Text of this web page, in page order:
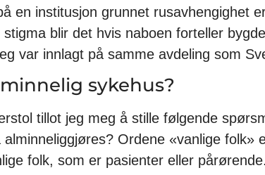
en institusjon grunnet rusavhengighet
blir det hvis naboen forteller
var innlagt på samme avdeling som
sykehus?
tillot jeg meg å stille følgende
Ordene «vanlige
folk, som er pasienter eller